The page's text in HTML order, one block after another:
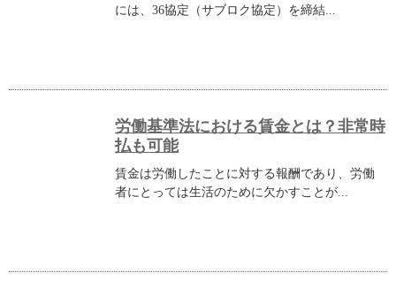
には、36協定（サブロク協定）を締結...
労働基準法における賃金とは？非常時
払も可能
賃金は労働したことに対する報酬であり、労働
者にとっては生活のために欠かすことが...